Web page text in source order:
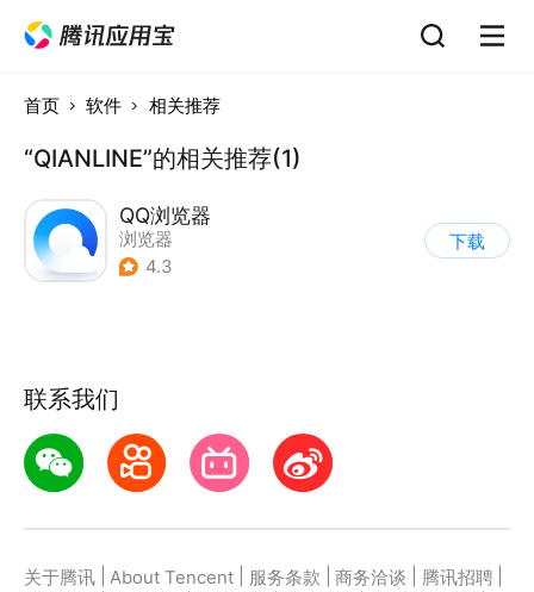
首页 软件 相关推荐
“QIANLINE”的相关推荐(1)
QQ浏览器
浏览器
4.3
下载
联系我们
关于腾讯 About Tencent 服务条款 商务洽谈 腾讯招聘